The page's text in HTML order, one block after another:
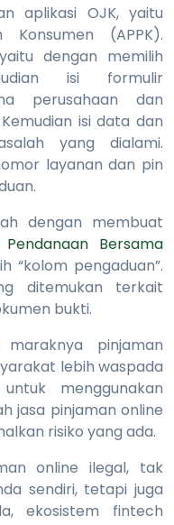
aplikasi OJK, yaitu
Konsumen (APPK).
dengan memilih
isi formulir
perusahaan dan
isi data dan
yang dialami.
layanan dan pin
dengan membuat
Bersama
“kolom pengaduan”.
ditemukan terkait
bukti.
pinjaman
lebih waspada
menggunakan
jasa pinjaman online
risiko yang ada.
online ilegal, tak
sendiri, tetapi juga
ekosistem fintech